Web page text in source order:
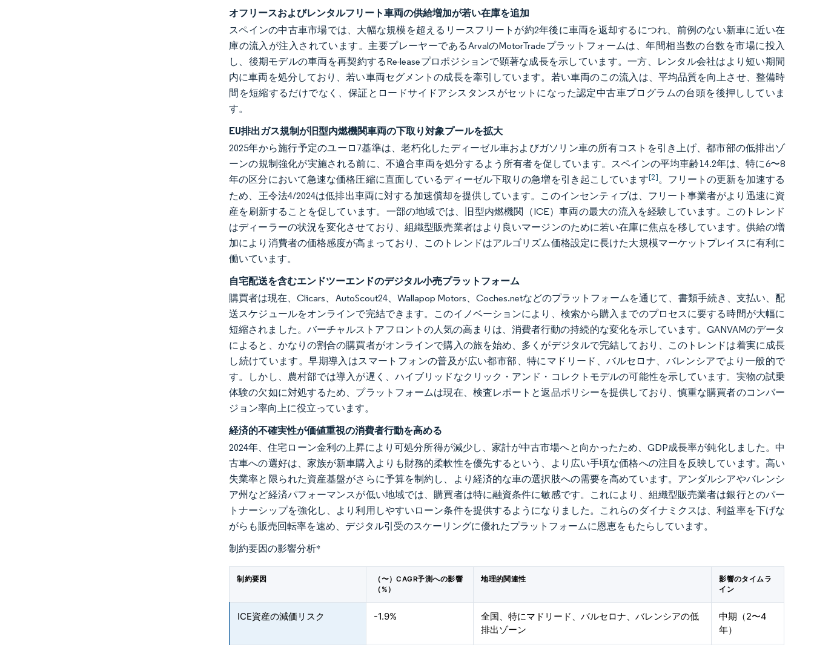
オフリースおよびレンタルフリート車両の供給増加が若い在庫を追加
スペインの中古車市場では、大幅な規模を超えるリースフリートが約2年後に車両を返却するにつれ、前例のない新車に近い在
庫の流入が注入されています。主要プレーヤーであるArvalのMotorTradeプラットフォームは、年間相当数の台数を市場に投入
し、後期モデルの車両を再契約するRe-leaseプロポジションで顕著な成長を示しています。一方、レンタル会社はより短い期間
内に車両を処分しており、若い車両セグメントの成長を牽引しています。若い車両のこの流入は、平均品質を向上させ、整備時
間を短縮するだけでなく、保証とロードサイドアシスタンスがセットになった認定中古車プログラムの台頭を後押ししていま
す。
EU排出ガス規制が旧型内燃機関車両の下取り対象プールを拡大
2025年から施行予定のユーロ7基準は、老朽化したディーゼル車およびガソリン車の所有コストを引き上げ、都市部の低排出ゾ
ーンの規制強化が実施される前に、不適合車両を処分するよう所有者を促しています。スペインの平均車齢14.2年は、特に6〜8
年の区分において急速な価格圧縮に直面しているディーゼル下取りの急増を引き起こしています[2]。フリートの更新を加速する
ため、王令法4/2024は低排出車両に対する加速償却を提供しています。このインセンティブは、フリート事業者がより迅速に資
産を刷新することを促しています。一部の地域では、旧型内燃機関（ICE）車両の最大の流入を経験しています。このトレンド
はディーラーの状況を変化させており、組織型販売業者はより良いマージンのために若い在庫に焦点を移しています。供給の増
加により消費者の価格感度が高まっており、このトレンドはアルゴリズム価格設定に長けた大規模マーケットプレイスに有利に
働いています。
自宅配送を含むエンドツーエンドのデジタル小売プラットフォーム
購買者は現在、Clicars、AutoScout24、Wallapop Motors、Coches.netなどのプラットフォームを通じて、書類手続き、支払い、配
送スケジュールをオンラインで完結できます。このイノベーションにより、検索から購入までのプロセスに要する時間が大幅に
短縮されました。バーチャルストアフロントの人気の高まりは、消費者行動の持続的な変化を示しています。GANVAMのデータ
によると、かなりの割合の購買者がオンラインで購入の旅を始め、多くがデジタルで完結しており、このトレンドは着実に成長
し続けています。早期導入はスマートフォンの普及が広い都市部、特にマドリード、バルセロナ、バレンシアでより一般的で
す。しかし、農村部では導入が遅く、ハイブリッドなクリック・アンド・コレクトモデルの可能性を示しています。実物の試乗
体験の欠如に対処するため、プラットフォームは現在、検査レポートと返品ポリシーを提供しており、慎重な購買者のコンバー
ジョン率向上に役立っています。
経済的不確実性が価値重視の消費者行動を高める
2024年、住宅ローン金利の上昇により可処分所得が減少し、家計が中古市場へと向かったため、GDP成長率が鈍化しました。中
古車への選好は、家族が新車購入よりも財務的柔軟性を優先するという、より広い手頃な価格への注目を反映しています。高い
失業率と限られた資産基盤がさらに予算を制約し、より経済的な車の選択肢への需要を高めています。アンダルシアやバレンシ
ア州など経済パフォーマンスが低い地域では、購買者は特に融資条件に敏感です。これにより、組織型販売業者は銀行とのパー
トナーシップを強化し、より利用しやすいローン条件を提供するようになりました。これらのダイナミクスは、利益率を下げな
がらも販売回転率を速め、デジタル引受のスケーリングに優れたプラットフォームに恩恵をもたらしています。
制約要因の影響分析*
制約要因
（〜）CAGR予測への影響
（%）
地理的関連性
影響のタイムラ
イン
ICE資産の減価リスク -1.9%
全国、特にマドリード、バルセロナ、バレンシアの低
排出ゾーン
中期（2〜4
年）